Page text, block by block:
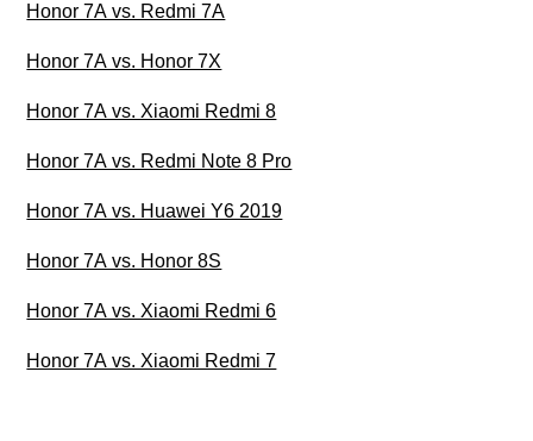
Honor 7A vs. Redmi 7A
Honor 7A vs. Honor 7X
Honor 7A vs. Xiaomi Redmi 8
Honor 7A vs. Redmi Note 8 Pro
Honor 7A vs. Huawei Y6 2019
Honor 7A vs. Honor 8S
Honor 7A vs. Xiaomi Redmi 6
Honor 7A vs. Xiaomi Redmi 7